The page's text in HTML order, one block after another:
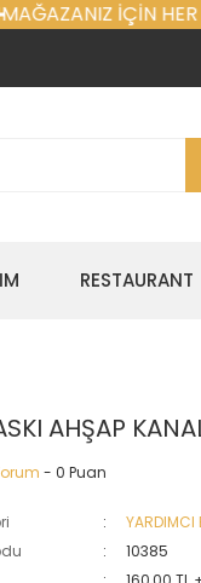
İÇİN HER
RESTAURANT
AHŞAP
- 0 Puan
YARDIMCI
10385